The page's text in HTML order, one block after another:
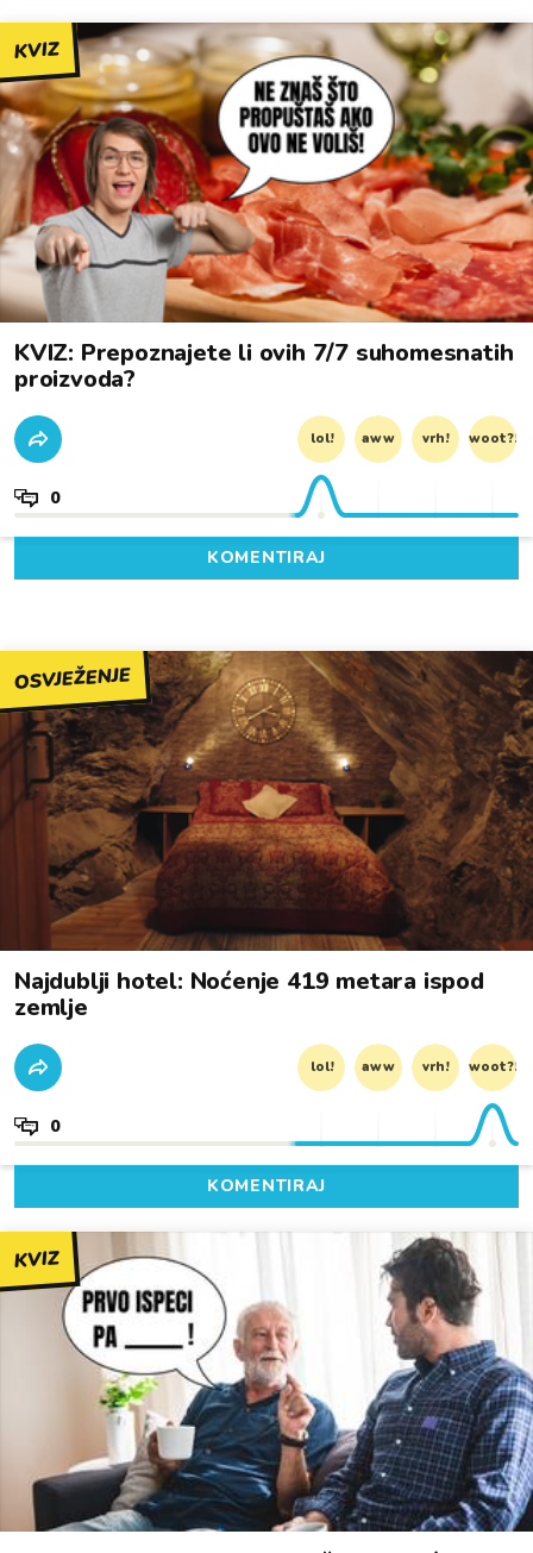
KVIZ
KVIZ: Prepoznajete li ovih 7/7 suhomesnatih
proizvoda?
lol! aww vrh! woot?!
0
KOMENTIRAJ
OSVJEŽENJE
Najdublji hotel: Noćenje 419 metara ispod
zemlje
lol! aww vrh! woot?!
0
KOMENTIRAJ
KVIZ